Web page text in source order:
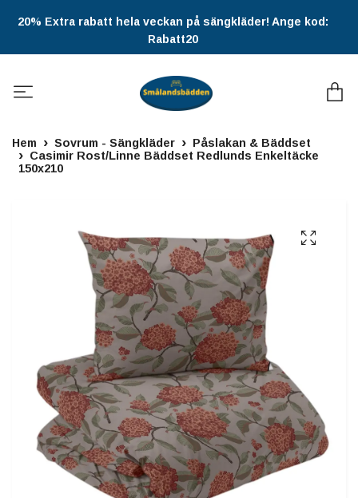
20% Extra rabatt hela veckan på sängkläder! Ange kod:
Rabatt20
Hem Sovrum - Sängkläder
Påslakan & Bäddset
Casimir Rost/Linne Bäddset Redlunds Enkeltäcke
150x210